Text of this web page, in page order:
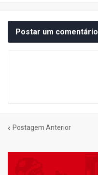
Postar um comentário
Postagem Anterior